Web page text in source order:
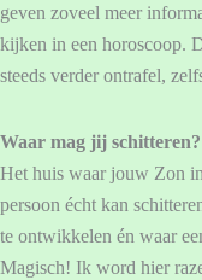
geven zoveel meer
kijken in een horoscoop.
steeds verder ontrafel,
Waar mag jij schitteren?
Het huis waar jouw Zon
persoon écht kan
te ontwikkelen én waar
Magisch! Ik word hier